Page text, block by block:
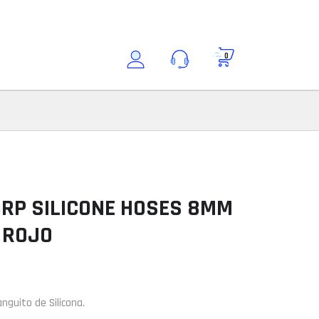
0
SILICONE HOSES 8MM
de Silicona.